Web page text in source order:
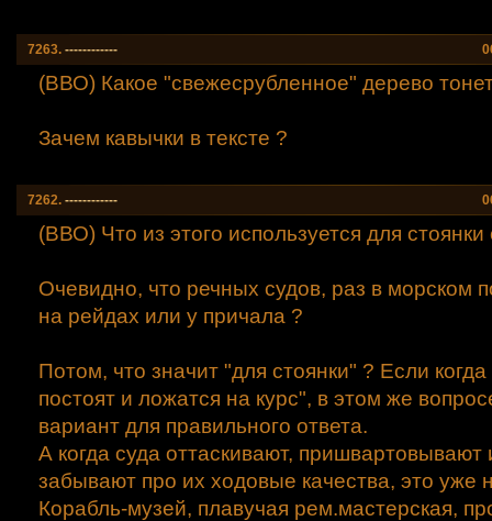
7263. ------------
(ВВО) Какое "свежесрубленное" дерево
Зачем кавычки в тексте ?
7262. ------------
(ВВО) Что из этого используется для стоянки
Очевидно, что речных судов, раз в морском
на рейдах или у причала ?
Потом, что значит "для стоянки" ? Если
постоят и ложатся на курс", в этом же
вариант для правильного ответа.
А когда суда оттаскивают, пришвартовывают
забывают про их ходовые качества, это уже
Корабль-музей, плавучая рем.мастерская,